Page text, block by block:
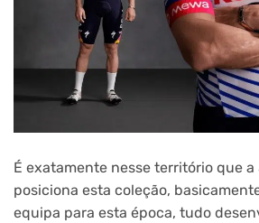
É exatamente nesse território que a
posiciona esta coleção,
equipa para esta época, tudo